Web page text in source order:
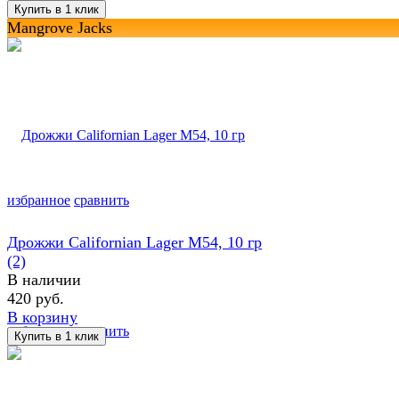
избранное сравнить
Mangrove Jacks
избранное сравнить
Дрожжи Californian Lager M54, 10 гр
(2)
В наличии
420 руб.
В корзину